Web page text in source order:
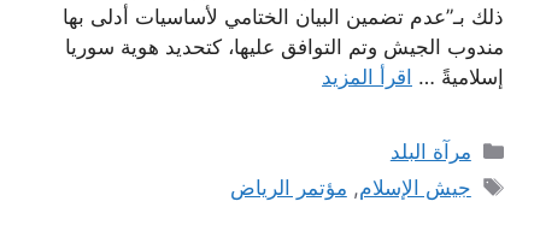
ذلك بـ”عدم تضمين البيان الختامي لأساسيات أدلى بها
مندوب الجيش وتم التوافق عليها، كتحديد هوية سوريا
إسلاميةً … اقرأ المزيد
التصنيفات
مرآة البلد
الوسوم
جيش الإسلام, مؤتمر الرياض